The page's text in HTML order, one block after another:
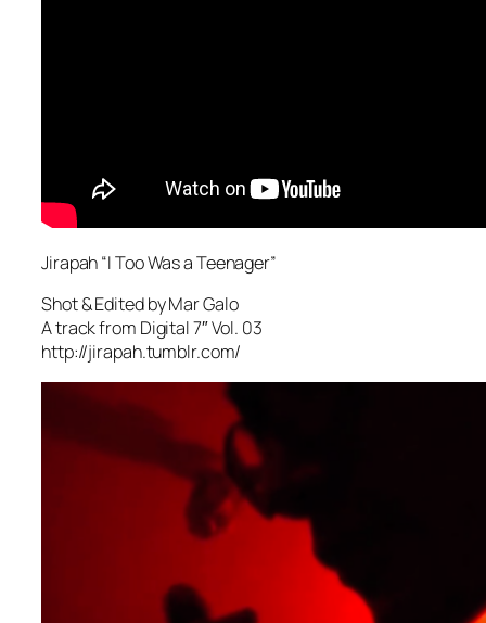
Jirapah “I Too Was a Teenager”
Shot & Edited by Mar Galo
A track from Digital 7″ Vol. 03
http://jirapah.tumblr.com/